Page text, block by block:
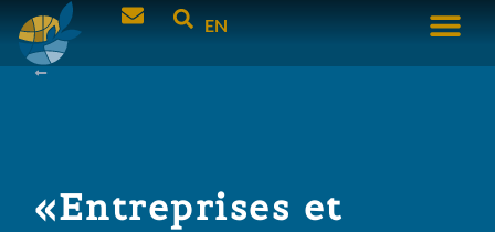
EN
«Entreprises et